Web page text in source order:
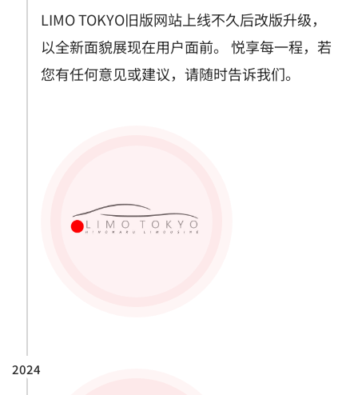
LIMO TOKYO旧版网站上线不久后改版升级，
以全新面貌展现在用户面前。 悦享每一程，若
您有任何意见或建议，请随时告诉我们。
2024